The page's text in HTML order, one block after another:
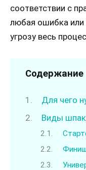
соответствии с
любая ошибка или
угрозу весь
Содержание
Для чего
Виды